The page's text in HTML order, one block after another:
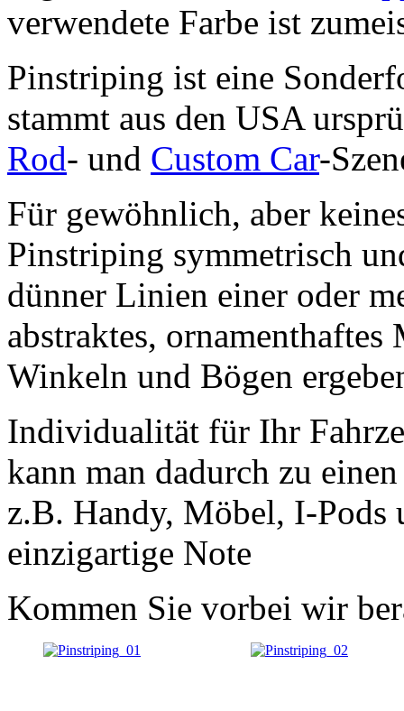
verwendete Farbe ist
Pinstriping ist eine
stammt aus den USA
Rod- und Custom Car-
Für gewöhnlich, aber
Pinstriping symmetrisch
dünner Linien einer oder
abstraktes,
Winkeln und Bögen
Individualität für Ihr
kann man dadurch zu
z.B. Handy, Möbel, I-
einzigartige Note
Kommen Sie vorbei wir